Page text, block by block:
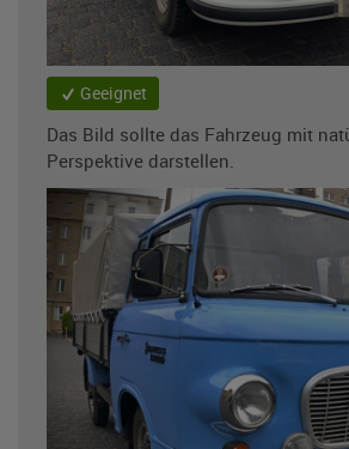
Geeignet
Das Bild sollte das Fahrzeug mit
Perspektive darstellen.